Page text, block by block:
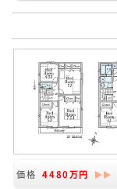
価格 4480万円